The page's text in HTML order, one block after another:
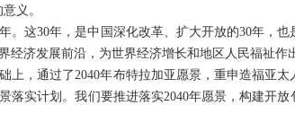
义。
。这30年，是中国深化改革、扩大开放的30年，
经济发展前沿，为世界经济增长和地区人民福祉作
上，通过了2040年布特拉加亚愿景，重申造福亚
落实计划。我们要推进落实2040年愿景，构建开